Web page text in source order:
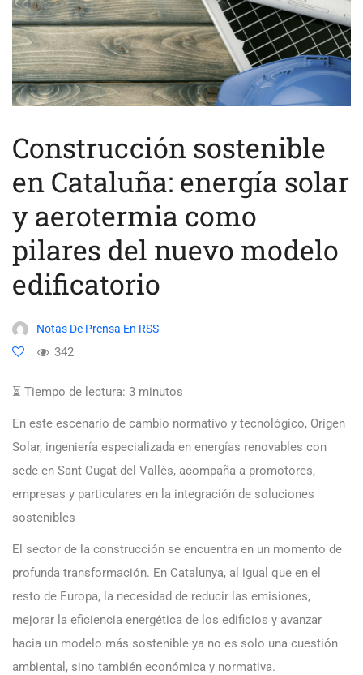
Construcción sostenible
en Cataluña: energía solar
y aerotermia como
pilares del nuevo modelo
edificatorio
Notas De Prensa En RSS
342
⏳ Tiempo de lectura: 3 minutos
En este escenario de cambio normativo y tecnológico, Origen
Solar, ingeniería especializada en energías renovables con
sede en Sant Cugat del Vallès, acompaña a promotores,
empresas y particulares en la integración de soluciones
sostenibles
El sector de la construcción se encuentra en un momento de
profunda transformación. En Catalunya, al igual que en el
resto de Europa, la necesidad de reducir las emisiones,
mejorar la eficiencia energética de los edificios y avanzar
hacia un modelo más sostenible ya no es solo una cuestión
ambiental, sino también económica y normativa.